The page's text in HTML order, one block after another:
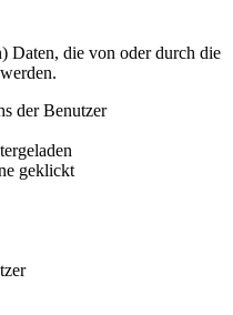
Daten, die von oder durch die
der Benutzer
geklickt